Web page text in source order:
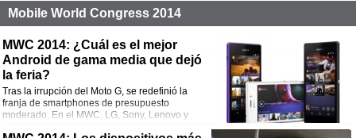
Mobile World Congress 2014
MWC 2014: ¿Cuál es el mejor
Android de gama media que dejó
la feria?
Tras la irrupción del Moto G, se redefinió la
franja de smartphones de presupuesto
moderado. En el MWC, LG, Sony, Lenovo y